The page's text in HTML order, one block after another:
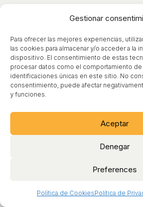
Gestionar
Para ofrecer las mejores experiencias,
las cookies para almacenar y/o acceder a la
dispositivo. El consentimiento de estas
procesar datos como el comportamiento de
identificaciones únicas en este sitio. No
consentimiento, puede afectar
y funciones.
Aceptar
Denegar
Preferences
Política de CookiesPolítica de
Sobre nosotros
Aviso Legal
Condiciones de Uso
Política de Cookies
Política de Privacidad